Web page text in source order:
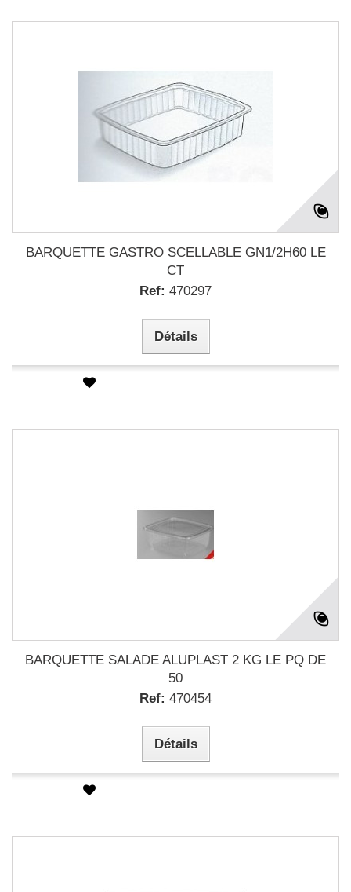
BARQUETTE GASTRO SCELLABLE GN1/2H60 LE
CT
Ref: 470297
Détails
BARQUETTE SALADE ALUPLAST 2 KG LE PQ DE
50
Ref: 470454
Détails